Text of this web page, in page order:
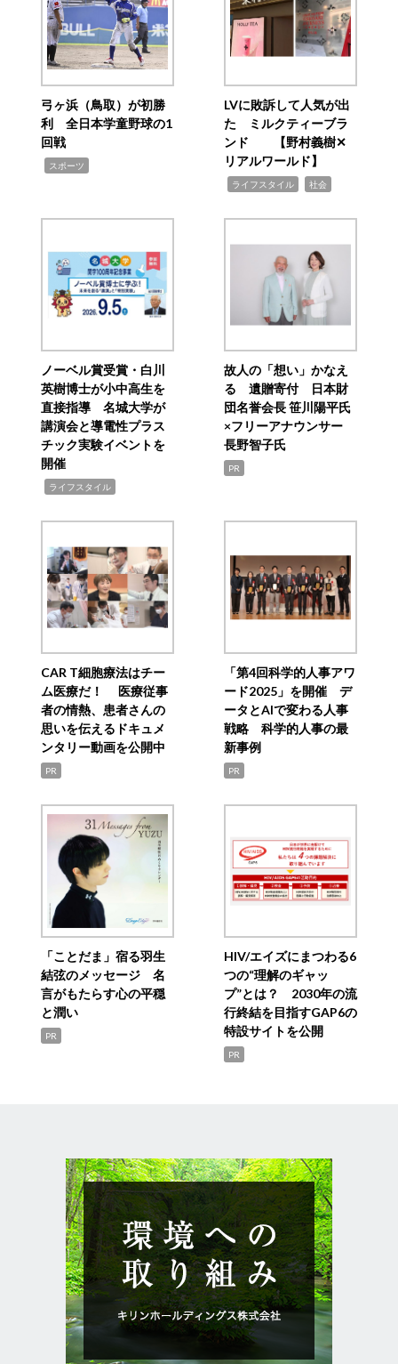
弓ヶ浜（鳥取）が初勝
利 全日本学童野球の1
回戦
スポーツ
LVに敗訴して人気が出
た ミルクティーブラ
ンド 【野村義樹✕
リアルワールド】
ライフスタイル 社会
ノーベル賞受賞・白川
英樹博士が小中高生を
直接指導 名城大学が
講演会と導電性プラス
チック実験イベントを
開催
ライフスタイル
故人の「想い」かなえ
る 遺贈寄付 日本財
団名誉会長 笹川陽平氏
×フリーアナウンサー
長野智子氏
PR
CAR T細胞療法はチー
ム医療だ！ 医療従事
者の情熱、患者さんの
思いを伝えるドキュメ
ンタリー動画を公開中
PR
「第4回科学的人事アワ
ード2025」を開催 デ
ータとAIで変わる人事
戦略 科学的人事の最
新事例
PR
「ことだま」宿る羽生
結弦のメッセージ 名
言がもたらす心の平穏
と潤い
PR
HIV/エイズにまつわる6
つの“理解のギャッ
プ”とは？ 2030年の流
行終結を目指すGAP6の
特設サイトを公開
PR